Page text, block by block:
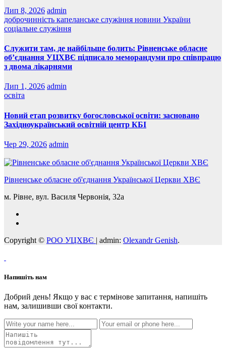
Лип 8, 2026 admin
доброчинність капеланське служіння новини України
соціальне служіння
Служити там, де найбільше болить: Рівненське обласне
об’єднання УЦХВЄ підписало меморандуми про співпрацю
з двома лікарнями
Лип 1, 2026 admin
освіта
Новий етап розвитку богословської освіти: засновано
Західноукраїнський освітній центр КБІ
Чер 29, 2026 admin
Рівненське обласне об'єднання Української Церкви ХВЄ
м. Рівне, вул. Василя Червонія, 32а
Copyright © РОО УЦХВЄ | admin: Olexandr Genish.
Напишіть нам
Добрий день! Якщо у вас є термінове запитання, напишіть
нам, залишивши свої контакти.